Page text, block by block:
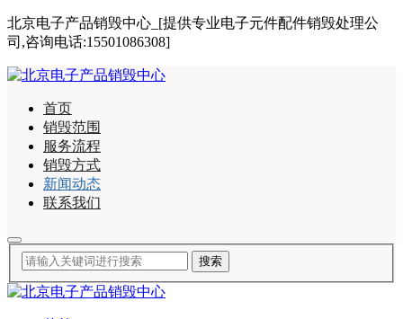
北京电子产品销毁中心_[提供专业电子元件配件销毁处理公
司,咨询电话:15501086308]
首页
销毁范围
服务流程
销毁方式
新闻动态
联系我们